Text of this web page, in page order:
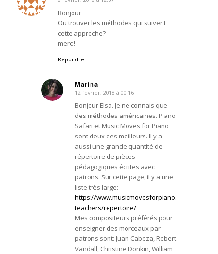
dit
:
Bonjour
Ou trouver les méthodes qui suivent
cette approche?
merci!
Répondre
Marina
dit
12 février, 2018 à 00:16
Bonjour Elsa. Je ne connais que
des méthodes américaines. Piano
Safari et Music Moves for Piano
sont deux des meilleurs. Il y a
aussi une grande quantité de
répertoire de pièces
pédagogiques écrites avec
patrons. Sur cette page, il y a une
liste très large:
https://www.musicmovesforpiano.com/for-
teachers/repertoire/
Mes compositeurs préférés pour
enseigner des morceaux par
patrons sont: Juan Cabeza, Robert
Vandall, Christine Donkin, William